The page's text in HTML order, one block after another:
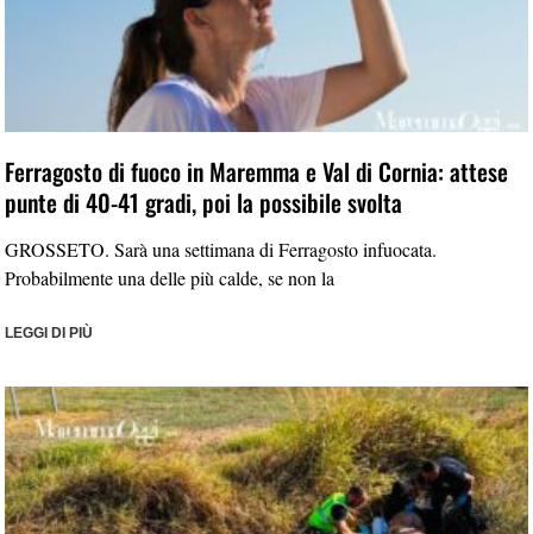
Ferragosto di fuoco in Maremma e Val di Cornia: attese
punte di 40-41 gradi, poi la possibile svolta
GROSSETO. Sarà una settimana di Ferragosto infuocata.
Probabilmente una delle più calde, se non la
LEGGI DI PIÙ